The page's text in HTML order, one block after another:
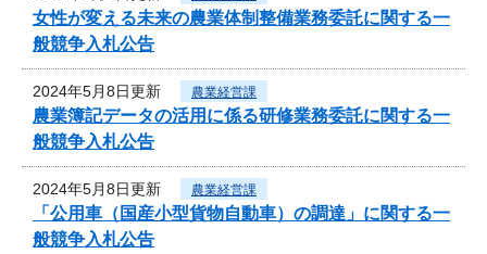
女性が変える未来の農業体制整備業務委託に関する一
般競争入札公告
2024年5月8日更新 農業経営課
農業簿記データの活用に係る研修業務委託に関する一
般競争入札公告
2024年5月8日更新 農業経営課
「公用車（国産小型貨物自動車）の調達」に関する一
般競争入札公告